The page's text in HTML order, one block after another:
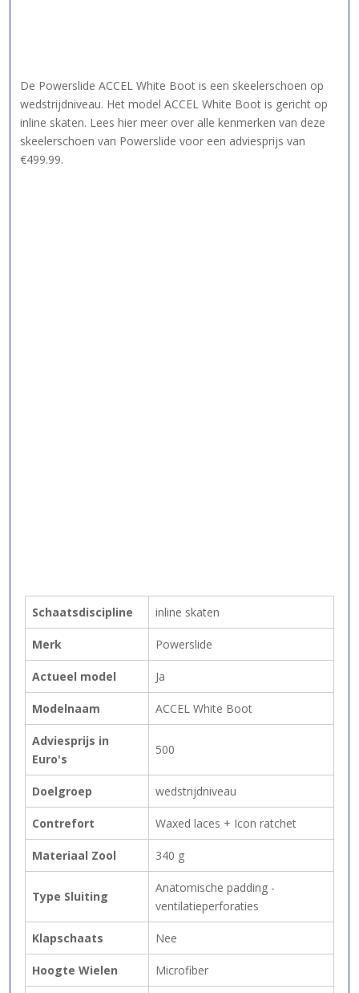
De Powerslide ACCEL White Boot is een skeelerschoen op
wedstrijdniveau. Het model ACCEL White Boot is gericht op
inline skaten. Lees hier meer over alle kenmerken van deze
skeelerschoen van Powerslide voor een adviesprijs van
€499.99.
Schaatsdiscipline inline skaten
Merk Powerslide
Actueel model Ja
Modelnaam ACCEL White Boot
Adviesprijs in
Euro's
500
Doelgroep wedstrijdniveau
Contrefort Waxed laces + Icon ratchet
Materiaal Zool 340 g
Type Sluiting
Anatomische padding -
ventilatieperforaties
Klapschaats Nee
Hoogte Wielen Microfiber